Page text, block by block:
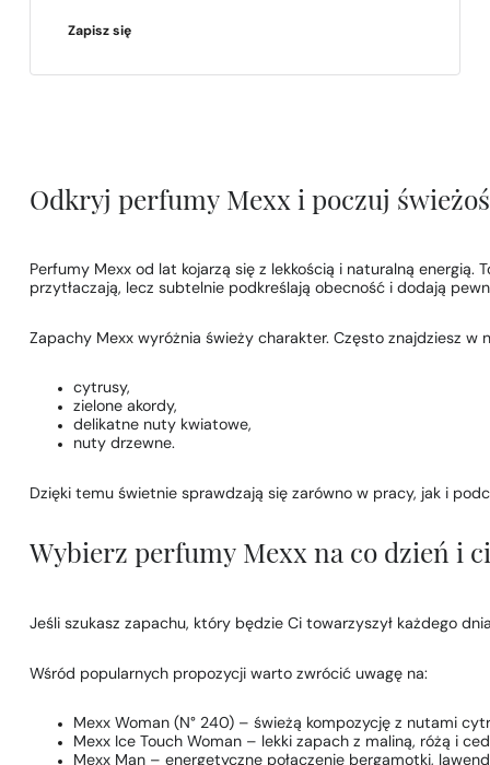
Zapisz się
Odkryj perfumy Mexx i poczuj
Perfumy Mexx od lat kojarzą się z lekkością i naturalną
przytłaczają, lecz subtelnie podkreślają obecność i dodają
Zapachy Mexx wyróżnia świeży charakter. Często znajdziesz w
cytrusy,
zielone akordy,
delikatne nuty kwiatowe,
nuty drzewne.
Dzięki temu świetnie sprawdzają się zarówno w pracy, jak i
Wybierz perfumy Mexx na co dzień i
Jeśli szukasz zapachu, który będzie Ci towarzyszył każdego
Wśród popularnych propozycji warto zwrócić uwagę na:
Mexx Woman (N° 240) – świeżą kompozycję z nutami
Mexx Ice Touch Woman – lekki zapach z maliną, różą i
Mexx Man – energetyczne połączenie bergamotki,